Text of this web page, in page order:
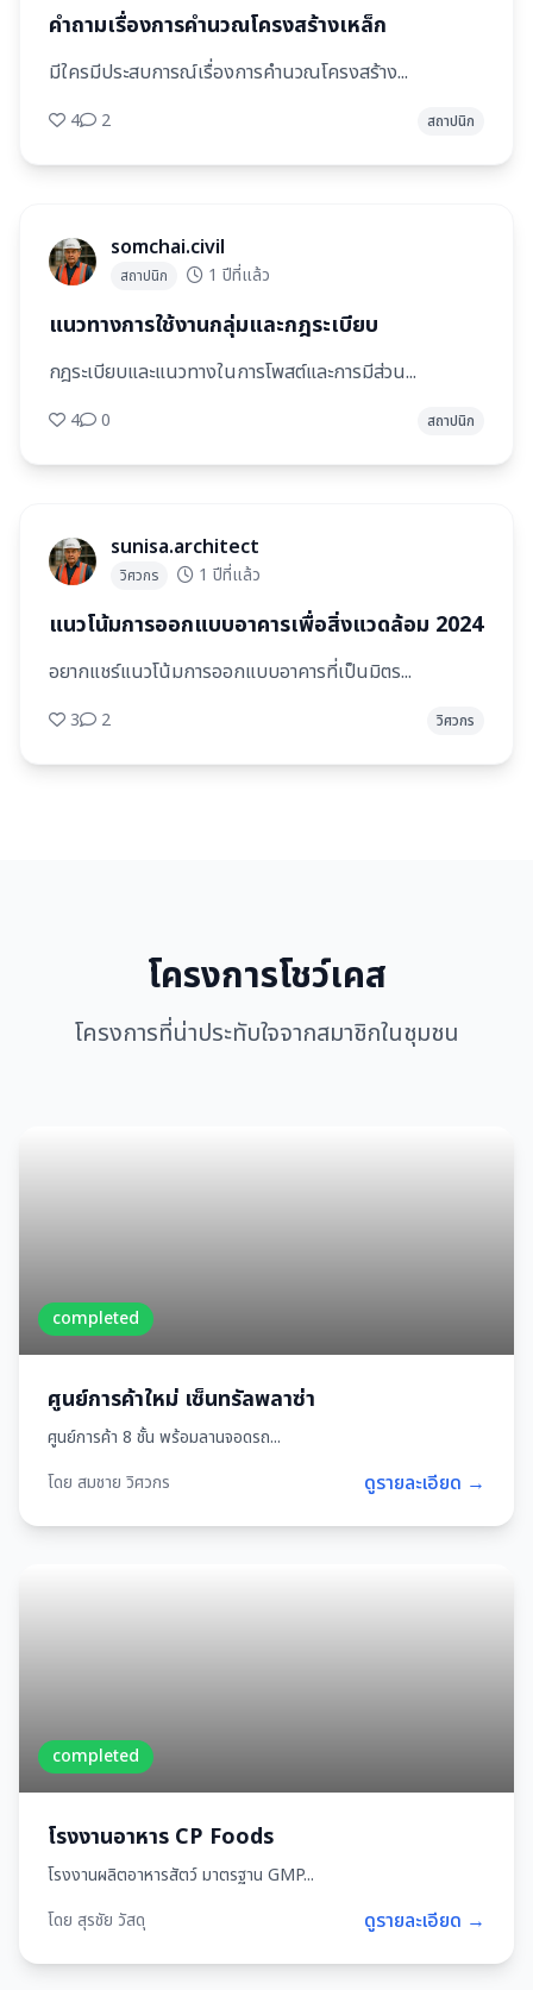
คำถามเรื่องการคำนวณโครงสร้างเหล็ก
มีใครมีประสบการณ์เรื่องการคำนวณโครงสร้าง...
4 2 สถาปนิก
somchai.civil
สถาปนิก 1 ปีที่แล้ว
แนวทางการใช้งานกลุ่มและกฎระเบียบ
กฎระเบียบและแนวทางในการโพสต์และการมีส่วน...
4 0 สถาปนิก
sunisa.architect
วิศวกร 1 ปีที่แล้ว
แนวโน้มการออกแบบอาคารเพื่อสิ่งแวดล้อม 2024
อยากแชร์แนวโน้มการออกแบบอาคารที่เป็นมิตร...
3 2 วิศวกร
โครงการโชว์เคส
โครงการที่น่าประทับใจจากสมาชิกในชุมชน
completed
ศูนย์การค้าใหม่ เซ็นทรัลพลาซ่า
ศูนย์การค้า 8 ชั้น พร้อมลานจอดรถ...
โดย สมชาย วิศวกร
ดูรายละเอียด →
completed
โรงงานอาหาร CP Foods
โรงงานผลิตอาหารสัตว์ มาตรฐาน GMP...
โดย สุรชัย วัสดุ
ดูรายละเอียด →